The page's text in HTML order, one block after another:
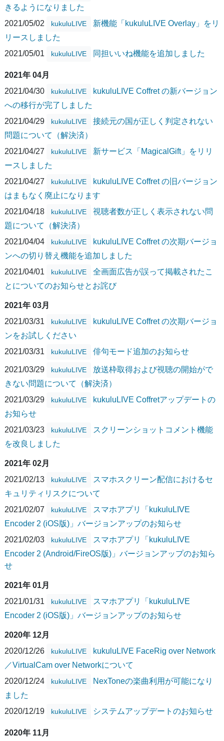
きるようになりました
2021/05/02
kukuluLIVE
新機能「kukuluLIVE Overlay」をリ
リースしました
2021/05/01
kukuluLIVE 同担いいね機能を追加しました
2021年 04月
2021/04/30
kukuluLIVE
kukuluLIVE Coffret の新バージョン
への移行が完了しました
2021/04/29
kukuluLIVE
接続元の国が正しく判定されない
問題について（解決済）
2021/04/27
kukuluLIVE
新サービス「MagicalGift」をリリ
ースしました
2021/04/27
kukuluLIVE
kukuluLIVE Coffret の旧バージョン
はまもなく廃止になります
2021/04/18
kukuluLIVE
視聴者数が正しく表示されない問
題について（解決済）
2021/04/04
kukuluLIVE
kukuluLIVE Coffret の次期バージョ
ンへの切り替え機能を追加しました
2021/04/01
kukuluLIVE
全画面広告が誤って掲載されたこ
とについてのお知らせとお詫び
2021年 03月
2021/03/31
kukuluLIVE
kukuluLIVE Coffret の次期バージョ
ンをお試しください
2021/03/31
kukuluLIVE 俳句モード追加のお知らせ
2021/03/29 kukuluLIVE
放送枠取得および視聴の開始がで
きない問題について（解決済）
2021/03/29
kukuluLIVE
kukuluLIVE Coffretアップデートの
お知らせ
2021/03/23
kukuluLIVE
スクリーンショットコメント機能
を改良しました
2021年 02月
2021/02/13
kukuluLIVE
スマホスクリーン配信におけるセ
キュリティリスクについて
2021/02/07
kukuluLIVE
スマホアプリ「kukuluLIVE
Encoder 2 (iOS版)」バージョンアップのお知らせ
2021/02/03
kukuluLIVE
スマホアプリ「kukuluLIVE
Encoder 2 (Android/FireOS版)」バージョンアップのお知ら
せ
2021年 01月
2021/01/31
kukuluLIVE
スマホアプリ「kukuluLIVE
Encoder 2 (iOS版)」バージョンアップのお知らせ
2020年 12月
2020/12/26
kukuluLIVE
kukuluLIVE FaceRig over Network
／VirtualCam over Networkについて
2020/12/24
kukuluLIVE
NexToneの楽曲利用が可能になり
ました
2020/12/19
kukuluLIVE システムアップデートのお知らせ
2020年 11月